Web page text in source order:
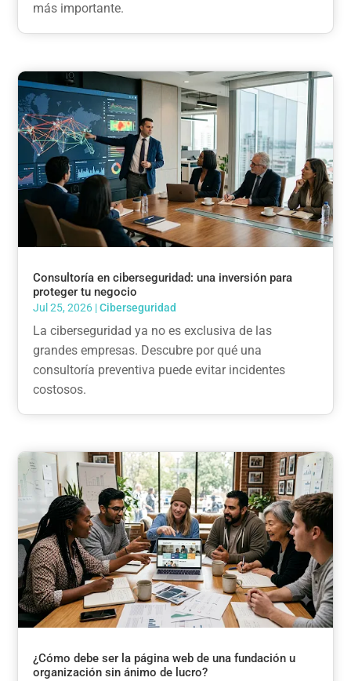
más importante.
Consultoría en ciberseguridad: una inversión para
proteger tu negocio
Jul 25, 2026 |Ciberseguridad
La ciberseguridad ya no es exclusiva de las
grandes empresas. Descubre por qué una
consultoría preventiva puede evitar incidentes
costosos.
¿Cómo debe ser la página web de una fundación u
organización sin ánimo de lucro?